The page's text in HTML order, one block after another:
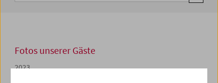
Fotos unserer Gäste
2023